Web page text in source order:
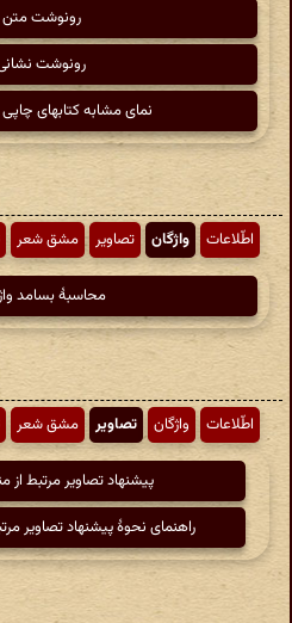
رونوشت متن
رونوشت
نمای مشابه کتابهای چاپی
اطّلاعات واژگان تصاویر مشق شعر
محاسبهٔ بسامد
اطّلاعات واژگان تصاویر مشق شعر
پیشنهاد تصاویر مرتبط از
راهنمای نحوهٔ پیشنهاد تصاویر